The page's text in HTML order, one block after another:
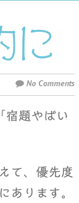
に
No Comments
題やばい
て、優先度
あります。